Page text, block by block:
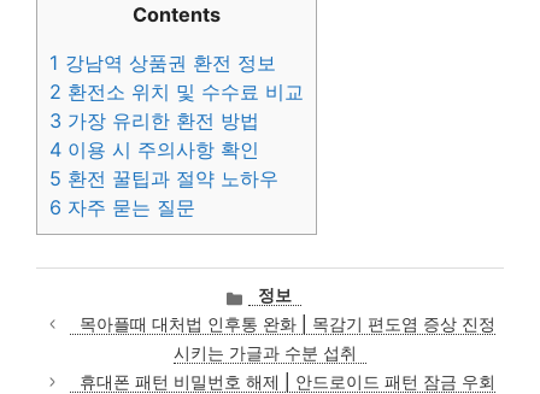
Contents
1 강남역 상품권 환전 정보
2 환전소 위치 및 수수료 비교
3 가장 유리한 환전 방법
4 이용 시 주의사항 확인
5 환전 꿀팁과 절약 노하우
6 자주 묻는 질문
카
테
고
리
정보
목아플때 대처법 인후통 완화 | 목감기 편도염 증상 진정
시키는 가글과 수분 섭취
휴대폰 패턴 비밀번호 해제 | 안드로이드 패턴 잠금 우회